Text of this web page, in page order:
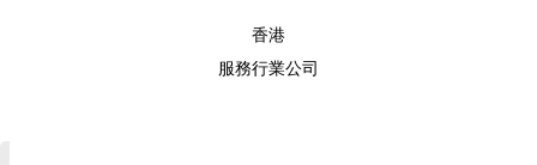
香港
服務行業公司